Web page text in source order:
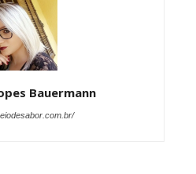
Bauermann